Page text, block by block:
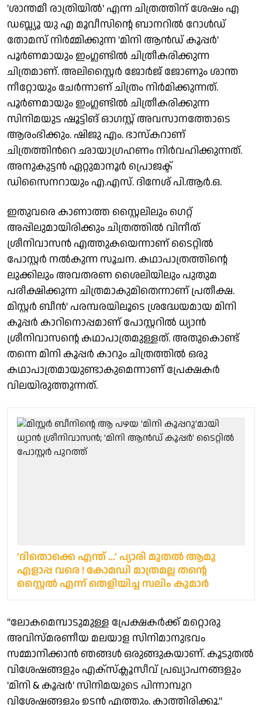
'ശാന്തമീ രാത്രിയിൽ' എന്ന ചിത്രത്തിന് ശേഷം എ
ഡബ്ല്യൂ യു എ മൂവീസിന്റെ ബാനറിൽ റോൾഡ്
തോമസ് നിർമ്മിക്കുന്ന 'മിനി ആൻഡ് കൂപ്പർ'
പൂർണമായും ഇംഗ്ലണ്ടിൽ ചിത്രീകരിക്കുന്ന
ചിത്രമാണ്. അലിസ്റ്റൈർ ജോർജ് ജോണും ശാന്ത
നീറ്റോയും ചേർന്നാണ് ചിത്രം നിർമിക്കുന്നത്.
പൂര്‍ണമായും ഇംഗ്ലണ്ടില്‍ ചിത്രീകരിക്കുന്ന
സിനിമയുട ഷൂട്ടിങ് ഓഗസ്റ്റ് അവസാനത്തോടെ
ആരംഭിക്കും. ഷിജു എം. ഭാസ്കറാണ്
ചിത്രത്തിൻറെ ഛായാഗ്രഹണം നിർവഹിക്കുന്നത്.
അനുകുട്ടൻ ഏറ്റുമാനൂർ പ്രൊജക്ട്
ഡിസൈനറായും എ.എസ്. ദിനേശ് പി.ആർ.ഒ.
ഇതുവരെ കാണാത്ത സ്റ്റൈലിലും ​ഗെറ്റ്
അപ്പിലുമായിരിക്കും ചിത്രത്തിൽ വിനീത്
ശ്രീനിവാസൻ എത്തുകയെന്നാണ് ടൈറ്റിൽ
പോസ്റ്റർ നൽകുന്ന സൂചന. കഥാപാത്രത്തിന്റെ
ലുക്കിലും അവതരണ ശൈലിയിലും പുതുമ
പരീക്ഷിക്കുന്ന ചിത്രമാകുമിതെന്നാണ് പ്രതീക്ഷ.
മിസ്റ്റർ ബീൻ' പരമ്പരയിലൂടെ ശ്രദ്ധേയമായ മിനി
കൂപ്പർ കാറിനൊപ്പമാണ് പോസ്റ്ററിൽ ധ്യാൻ
ശ്രീനിവാസന്റെ കഥാപാത്രമുള്ളത്. അതുകൊണ്ട്
തന്നെ മിനി കൂപ്പർ കാറും ചിത്രത്തിൽ ഒരു
കഥാപാത്രമായുണ്ടാകുമെന്നാണ് പ്രേക്ഷകർ
വിലയിരുത്തുന്നത്.
‘ദിതൊക്കെ എന്ത്‌ ...’ പ്യാരി മുതൽ ആമു
എളാപ്പ വരെ ! കോമഡി മാത്രമല്ല തന്റെ
സ്റ്റൈൽ എന്ന് തെളിയിച്ച സലിം കുമാർ
"ലോകമെമ്പാടുമുള്ള പ്രേക്ഷകർക്ക് മറ്റൊരു
അവിസ്മരണീയ മലയാള സിനിമാനുഭവം
സമ്മാനിക്കാൻ ഞങ്ങൾ ഒരുങ്ങുകയാണ്. കൂടുതൽ
വിശേഷങ്ങളും എക്‌സ്‌ക്ലൂസീവ് പ്രഖ്യാപനങ്ങളും
'മിനി & കൂപ്പർ' സിനിമയുടെ പിന്നാമ്പുറ
വിശേഷങ്ങളും ഉടൻ എത്തും. കാത്തിരിക്കൂ."